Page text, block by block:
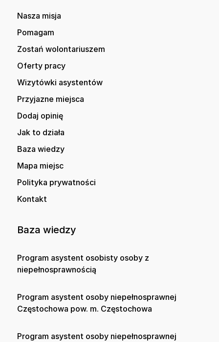
Nasza misja
Pomagam
Zostań wolontariuszem
Oferty pracy
Wizytówki asystentów
Przyjazne miejsca
Dodaj opinię
Jak to działa
Baza wiedzy
Mapa miejsc
Polityka prywatności
Kontakt
Baza wiedzy
Program asystent osobisty osoby z
niepełnosprawnością
Program asystent osoby niepełnosprawnej
Częstochowa pow. m. Częstochowa
Program asystent osoby niepełnosprawnej